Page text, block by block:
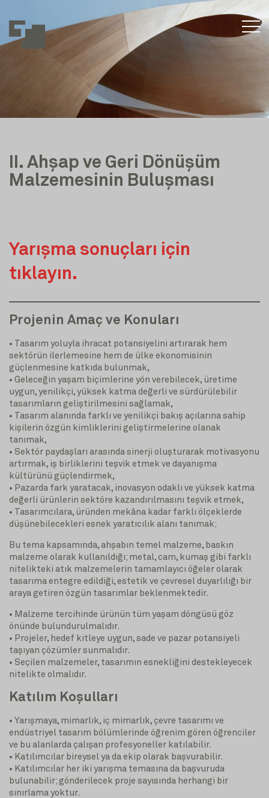
II. Ahşap ve Geri Dönüşüm
Malzemesinin Buluşması
Yarışma sonuçları için
tıklayın.
Projenin Amaç ve Konuları
• Tasarım yoluyla ihracat potansiyelini artırarak hem
sektörün ilerlemesine hem de ülke ekonomisinin
güçlenmesine katkıda bulunmak,
• Geleceğin yaşam biçimlerine yön verebilecek, üretime
uygun, yenilikçi, yüksek katma değerli ve sürdürülebilir
tasarımların geliştirilmesini sağlamak,
• Tasarım alanında farklı ve yenilikçi bakış açılarına sahip
kişilerin özgün kimliklerini geliştirmelerine olanak
tanımak,
• Sektör paydaşları arasında sinerji oluşturarak motivasyonu
artırmak, iş birliklerini teşvik etmek ve dayanışma
kültürünü güçlendirmek,
• Pazarda fark yaratacak, inovasyon odaklı ve yüksek katma
değerli ürünlerin sektöre kazandırılmasını teşvik etmek,
• Tasarımcılara, üründen mekâna kadar farklı ölçeklerde
düşünebilecekleri esnek yaratıcılık alanı tanımak;
Bu tema kapsamında, ahşabın temel malzeme, baskın
malzeme olarak kullanıldığı; metal, cam, kumaş gibi farklı
nitelikteki atık malzemelerin tamamlayıcı öğeler olarak
tasarıma entegre edildiği, estetik ve çevresel duyarlılığı bir
araya getiren özgün tasarımlar beklenmektedir.
• Malzeme tercihinde ürünün tüm yaşam döngüsü göz
önünde bulundurulmalıdır.
• Projeler, hedef kitleye uygun, sade ve pazar potansiyeli
taşıyan çözümler sunmalıdır.
• Seçilen malzemeler, tasarımın esnekliğini destekleyecek
nitelikte olmalıdır.
Katılım Koşulları
• Yarışmaya, mimarlık, iç mimarlık, çevre tasarımı ve
endüstriyel tasarım bölümlerinde öğrenim gören öğrenciler
ve bu alanlarda çalışan profesyoneller katılabilir.
• Katılımcılar bireysel ya da ekip olarak başvurabilir.
• Katılımcılar her iki yarışma temasına da başvuruda
bulunabilir; gönderilecek proje sayısında herhangi bir
sınırlama yoktur.